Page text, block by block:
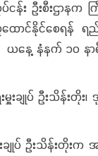
ဦးစီးဌာနက
း ထူထောင်နိုင်စ
နံနက် ၁၀ နာ
းတိုး၊ ဒုတိယညွှန်
ဦးသိန်းတိုးက အ